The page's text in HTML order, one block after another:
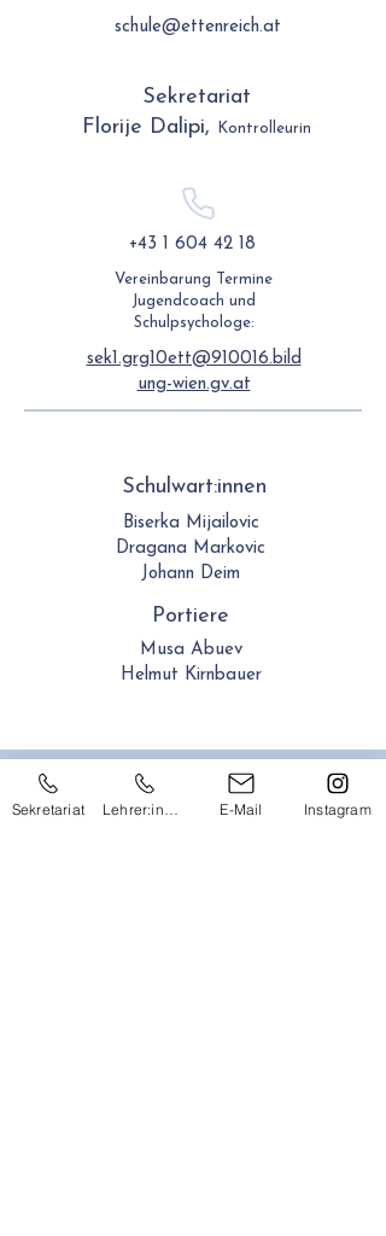
schule@ettenreich.at
Sekretariat
Florije Dalipi,
Kontrolleurin
+43 1 604 42 18
Vereinbarung Termine
Jugendcoach und
Schulpsychologe:
sek1.grg10ett@910016.bild
ung-wien.gv.at
Schulwart:innen
Biserka Mijailovic
Dragana Markovic
Johann Deim
Musa Abuev
Helmut Kirnbauer
Portiere
Impressum Datenschutz
Sekretariat E-Mail Instagram